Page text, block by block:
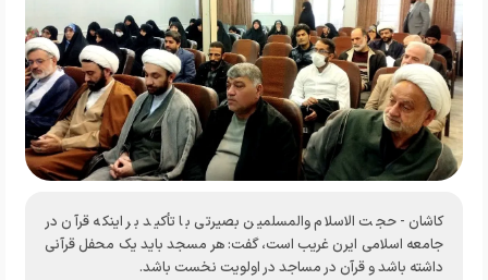
کاشان- حجت الاسلام والمسلمین بصیرتی با تأکید بر اینکه قرآن در
جامعه اسلامی ایرن غریب است، گفت: هر مسجد باید یک محفل قرآنی
داشته باشد و قرآن در مساجد در اولویت نخست باشد.